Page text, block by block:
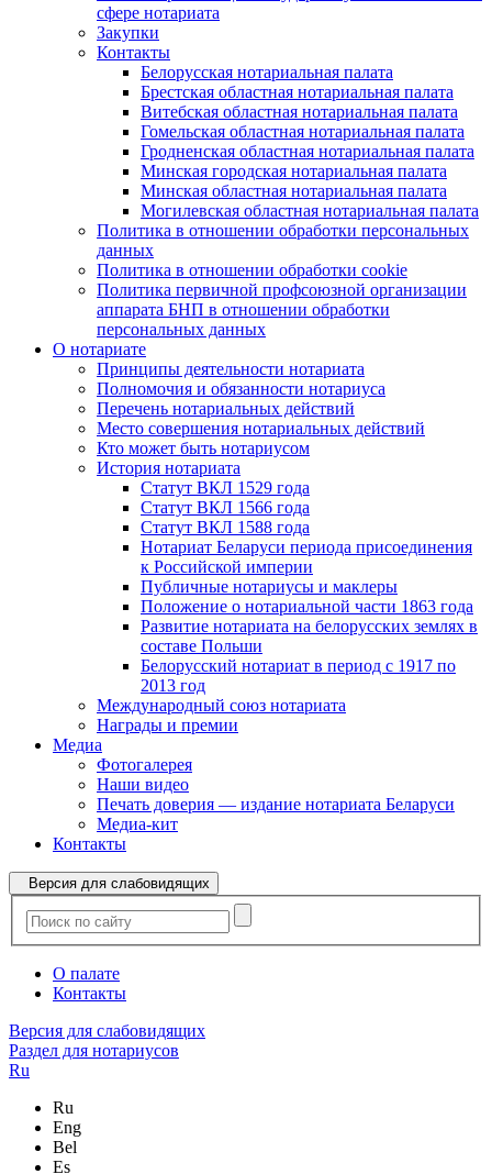
сфере нотариата
Закупки
Контакты
Белорусская нотариальная палата
Брестская областная нотариальная палата
Витебская областная нотариальная палата
Гомельская областная нотариальная палата
Гродненская областная нотариальная палата
Минская городская нотариальная палата
Минская областная нотариальная палата
Могилевская областная нотариальная палата
Политика в отношении обработки персональных
данных
Политика в отношении обработки cookie
Политика первичной профсоюзной организации
аппарата БНП в отношении обработки
персональных данных
О нотариате
Принципы деятельности нотариата
Полномочия и обязанности нотариуса
Перечень нотариальных действий
Место совершения нотариальных действий
Кто может быть нотариусом
История нотариата
Статут ВКЛ 1529 года
Статут ВКЛ 1566 года
Статут ВКЛ 1588 года
Нотариат Беларуси периода присоединения
к Российской империи
Публичные нотариусы и маклеры
Положение о нотариальной части 1863 года
Развитие нотариата на белорусских землях в
составе Польши
Белорусский нотариат в период с 1917 по
2013 год
Международный союз нотариата
Награды и премии
Медиа
Фотогалерея
Наши видео
Печать доверия — издание нотариата Беларуси
Медиа-кит
Контакты
Версия для слабовидящих
О палате
Контакты
Версия для слабовидящих
Раздел для нотариусов
Ru
Ru
Eng
Bel
Es